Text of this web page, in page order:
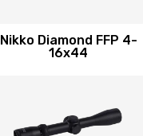
Nikko Diamond FFP 4-
16x44